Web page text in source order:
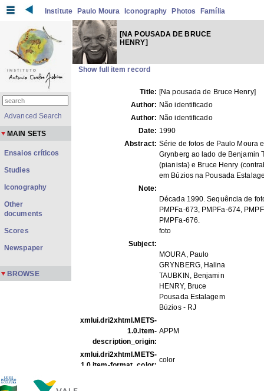
Institute Paulo Moura Iconography Photos Família
[NA POUSADA DE BRUCE
HENRY]
Show full item record
Title: [Na pousada de Bruce Henry]
Author: Não identificado
Author: Não identificado
Date: 1990
Abstract: Série de fotos de Paulo Moura
Grynberg ao lado de Benjamin
(pianista) e Bruce Henry
em Búzios na Pousada
Note:
Década 1990. Sequência de
PMPFa-673, PMPFa-674,
PMPFa-676.
foto
Subject:
MOURA, Paulo
GRYNBERG, Halina
TAUBKIN, Benjamin
HENRY, Bruce
Pousada Estalagem
Búzios - RJ
xmlui.dri2xhtml.METS-
1.0.item-
description_origin:
APPM
xmlui.dri2xhtml.METS-
1.0.item-format_color:
color
Advanced Search
MAIN SETS
Ensaios críticos
Studies
Iconography
Other
documents
Scores
Newspaper
BROWSE